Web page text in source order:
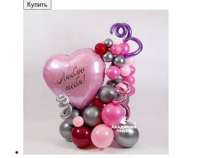
Купить